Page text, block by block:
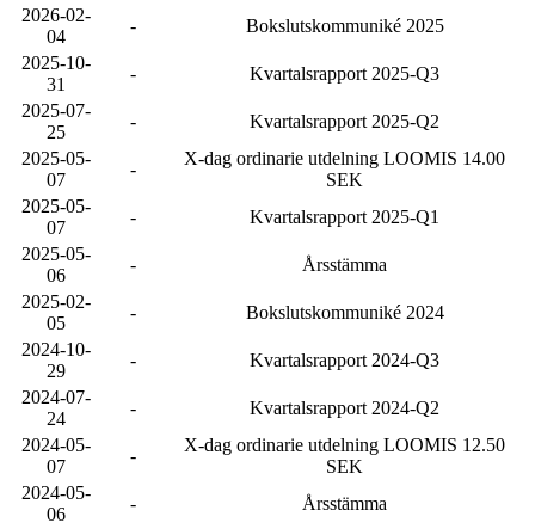
2026-02-
04
-
Bokslutskommuniké 2025
2025-10-
31
-
Kvartalsrapport 2025-Q3
2025-07-
25
-
Kvartalsrapport 2025-Q2
2025-05-
07
-
X-dag ordinarie utdelning LOOMIS 14.00
SEK
2025-05-
07
-
Kvartalsrapport 2025-Q1
2025-05-
06
-
Årsstämma
2025-02-
05
-
Bokslutskommuniké 2024
2024-10-
29
-
Kvartalsrapport 2024-Q3
2024-07-
24
-
Kvartalsrapport 2024-Q2
2024-05-
07
-
X-dag ordinarie utdelning LOOMIS 12.50
SEK
2024-05-
06
-
Årsstämma